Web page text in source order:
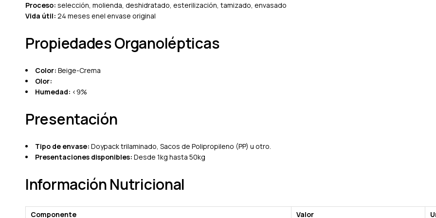
Proceso: selección, molienda, deshidratado, esterilización, tamizado, envasado
Vida útil: 24 meses enel envase original
Propiedades Organolépticas
Color: Beige-Crema
Olor:
Humedad: <9%
Presentación
Tipo de envase: Doypack trilaminado, Sacos de Polipropileno (PP) u otro.
Presentaciones disponibles: Desde 1kg hasta 50kg
Información Nutricional
Componente Valor